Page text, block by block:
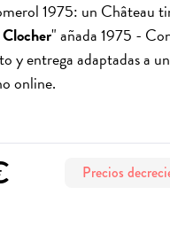
1975: un Château
" añada 1975 -
y entrega adaptadas a
online.
Precios